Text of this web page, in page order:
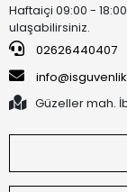
Haftaiçi 09:00 -
ulaşabilirsiniz.
02626440407
Güzeller mah.